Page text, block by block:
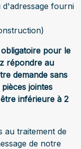
fourni
pour le
répondre au
demande sans
jointes
inférieure à 2
au traitement de
de notre